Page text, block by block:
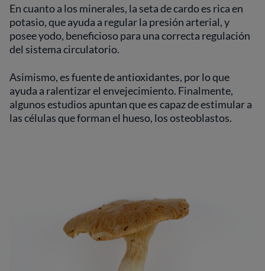
En cuanto a los minerales, la seta de cardo es rica en
potasio, que ayuda a regular la presión arterial, y
posee yodo, beneficioso para una correcta regulación
del sistema circulatorio.
Asimismo, es fuente de antioxidantes, por lo que
ayuda a ralentizar el envejecimiento. Finalmente,
algunos estudios apuntan que es capaz de estimular a
las células que forman el hueso, los osteoblastos.